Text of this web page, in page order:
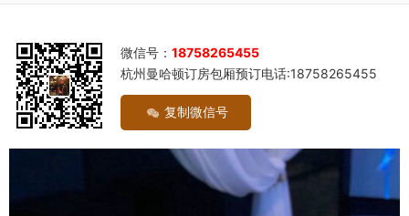
微信号： 18758265455
杭州曼哈顿订房包厢预订电话:18758265455
复制微信号